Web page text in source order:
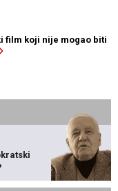
film koji nije mogao biti